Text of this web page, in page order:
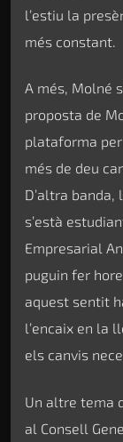
l’estiu la
més constant.
A més, Molné
proposta de
plataforma
més de deu
D’altra
s’està
Empresarial
puguin fer
aquest sentit
l’encaix en la
els canvis
Un altre tema
al Consell